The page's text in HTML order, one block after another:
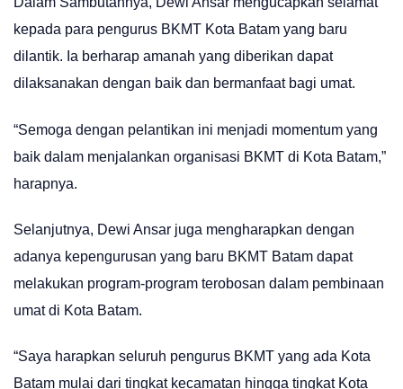
kepada para pengurus BKMT Kota Batam yang baru
dilantik. Ia berharap amanah yang diberikan dapat
dilaksanakan dengan baik dan bermanfaat bagi umat.
“Semoga dengan pelantikan ini menjadi momentum yang
baik dalam menjalankan organisasi BKMT di Kota Batam,”
harapnya.
Selanjutnya, Dewi Ansar juga mengharapkan dengan
adanya kepengurusan yang baru BKMT Batam dapat
melakukan program-program terobosan dalam pembinaan
umat di Kota Batam.
“Saya harapkan seluruh pengurus BKMT yang ada Kota
Batam mulai dari tingkat kecamatan hingga tingkat Kota